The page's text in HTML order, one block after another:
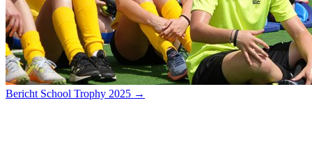
Bericht School Trophy 2025 →